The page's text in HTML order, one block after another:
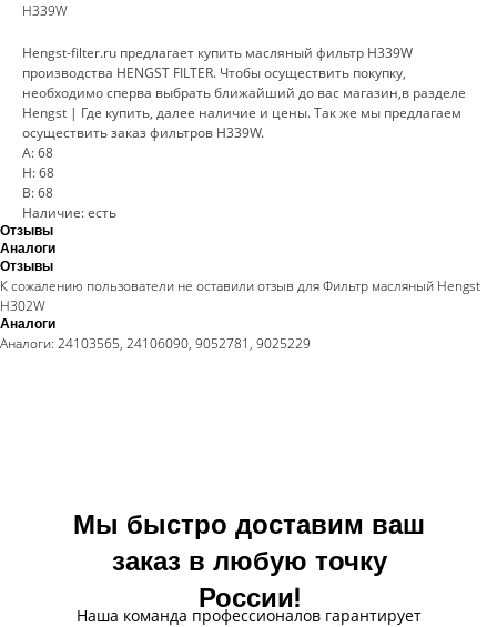
H339W
Hengst-filter.ru предлагает купить масляный фильтр H339W
производства HENGST FILTER. Чтобы осуществить покупку,
необходимо сперва выбрать ближайший до вас магазин,в разделе
Hengst | Где купить, далее наличие и цены. Так же мы предлагаем
осуществить заказ фильтров H339W.
A: 68
H: 68
B: 68
Наличие: есть
Отзывы
Аналоги
Отзывы
К сожалению пользователи не оставили отзыв для Фильтр масляный Hengst
H302W
Аналоги
Аналоги: 24103565, 24106090, 9052781, 9025229
Мы быстро доставим ваш
заказ в любую точку
России!
Наша команда профессионалов гарантирует